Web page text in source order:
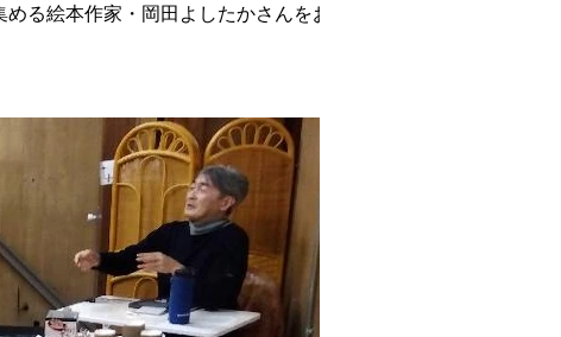
る絵本作家・岡田よしたかさんをお招き